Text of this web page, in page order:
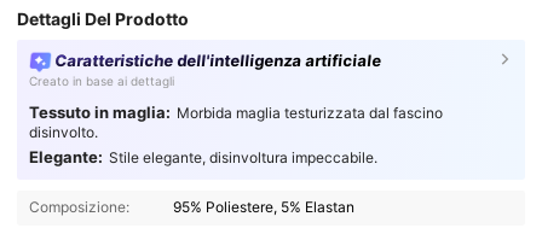
Dettagli Del Prodotto
Caratteristiche dell'intelligenza artificiale
Creato in base ai dettagli
Tessuto in maglia: Morbida maglia testurizzata dal fascino
disinvolto.
Elegante: Stile elegante, disinvoltura impeccabile.
Composizione: 95% Poliestere, 5% Elastan